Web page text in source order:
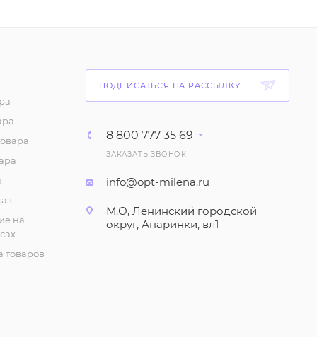
1 911₽/шт
Демисезонная
(Рубашка) весна-осень
(р-р 42-48)
Куртка женская
на
товаров
ПОДПИСАТЬСЯ НА РАССЫЛКУ
8 800 777 35 69
ЗАКАЗАТЬ ЗВОНОК
info@opt-milena.ru
М.О, Ленинский городской
округ, Апаринки, вл1